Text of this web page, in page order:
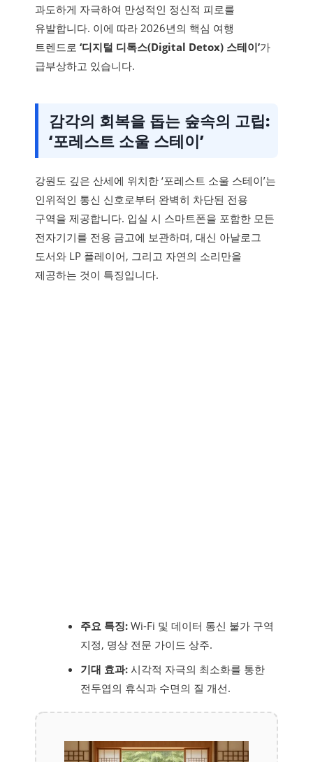
과도하게 자극하여 만성적인 정신적 피로를
유발합니다. 이에 따라 2026년의 핵심 여행
트렌드로 ‘디지털 디톡스(Digital Detox) 스테이’가
급부상하고 있습니다.
감각의 회복을 돕는 숲속의 고립:
‘포레스트 소울 스테이’
강원도 깊은 산세에 위치한 ‘포레스트 소울 스테이’는
인위적인 통신 신호로부터 완벽히 차단된 전용
구역을 제공합니다. 입실 시 스마트폰을 포함한 모든
전자기기를 전용 금고에 보관하며, 대신 아날로그
도서와 LP 플레이어, 그리고 자연의 소리만을
제공하는 것이 특징입니다.
주요 특징: Wi-Fi 및 데이터 통신 불가 구역
지정, 명상 전문 가이드 상주.
기대 효과: 시각적 자극의 최소화를 통한
전두엽의 휴식과 수면의 질 개선.